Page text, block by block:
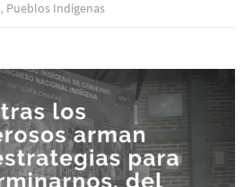
, Pueblos Indí­genas